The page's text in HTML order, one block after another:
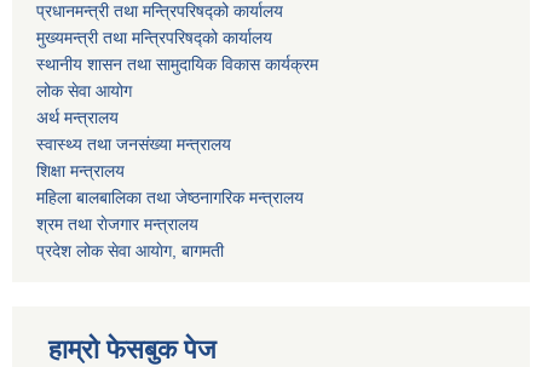
प्रधानमन्त्री तथा मन्त्रिपरिषद्को कार्यालय
मुख्यमन्त्री तथा मन्त्रिपरिषद्को कार्यालय
स्थानीय शासन तथा सामुदायिक विकास कार्यक्रम
लोक सेवा आयोग
अर्थ मन्त्रालय
स्वास्थ्य तथा जनस‌ंख्या मन्त्रालय
शिक्षा मन्त्रालय
महिला बालबालिका तथा जेष्ठनागरिक मन्त्रालय
श्रम तथा राेजगार मन्त्रालय
प्रदेश लोक सेवा आयाेग, बागमती
हाम्रो फेसबुक पेज